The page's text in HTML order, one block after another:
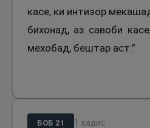
касе, ки интизор
бихонад, аз савоби
мехобад, бештар аст.”
БОБ 21 1 ҳадис